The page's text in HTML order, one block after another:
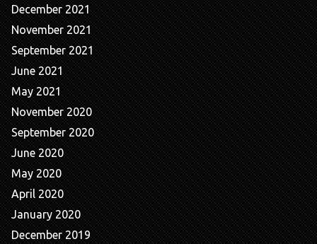
December 2021
November 2021
September 2021
June 2021
May 2021
November 2020
September 2020
June 2020
May 2020
April 2020
January 2020
December 2019